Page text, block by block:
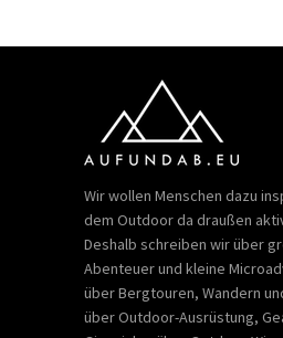
Wir wollen Menschen dazu
dem Outdoor da draußen
Deshalb schreiben wir über
Abenteuer und kleine
über Bergtouren, Wandern
über Outdoor-Ausrüstung,